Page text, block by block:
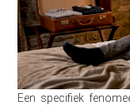
Een specifiek